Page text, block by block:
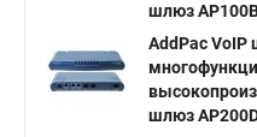
шлюз
AddPac
шлюз